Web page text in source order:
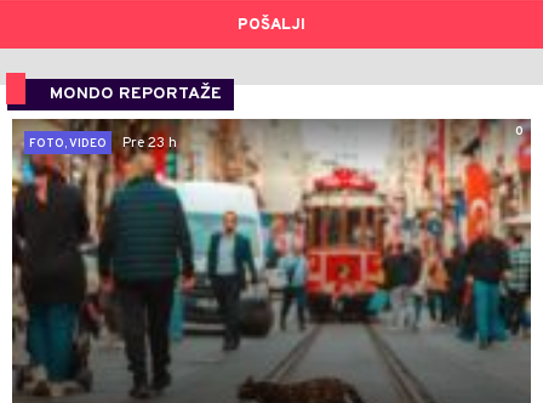
POŠALJI
MONDO REPORTAŽE
0
FOTO, VIDEO
Pre 23 h